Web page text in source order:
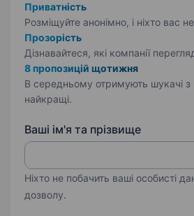
Приватність
Розміщуйте анонімно, і ніхто вас
Прозорість
Дізнавайтеся, які компанії
8 пропозицій щотижня
В середньому отримують шукачі
найкращі.
Ваші ім'я та прізвище
Ніхто не побачить ваші особисті
дозволу.